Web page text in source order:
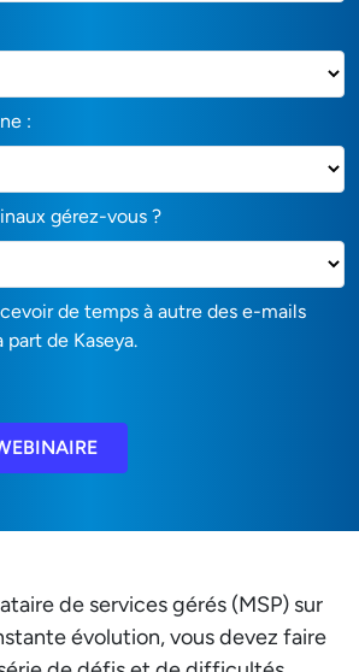
:
gérez-vous ?
de temps à autre des e-mails
de Kaseya.
de services gérés (MSP) sur
évolution, vous devez faire